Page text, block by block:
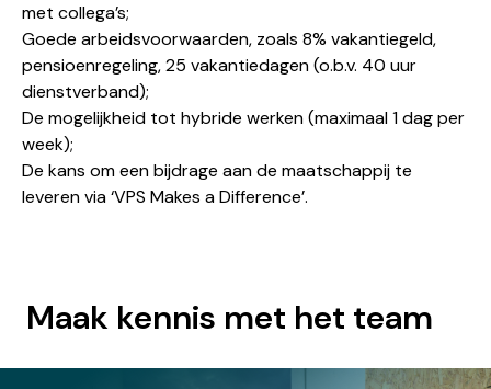
met collega’s;
Goede arbeidsvoorwaarden, zoals 8% vakantiegeld,
pensioenregeling, 25 vakantiedagen (o.b.v. 40 uur
dienstverband);
De mogelijkheid tot hybride werken (maximaal 1 dag per
week);
De kans om een bijdrage aan de maatschappij te
leveren via ‘VPS Makes a Difference’.
Maak kennis met het team